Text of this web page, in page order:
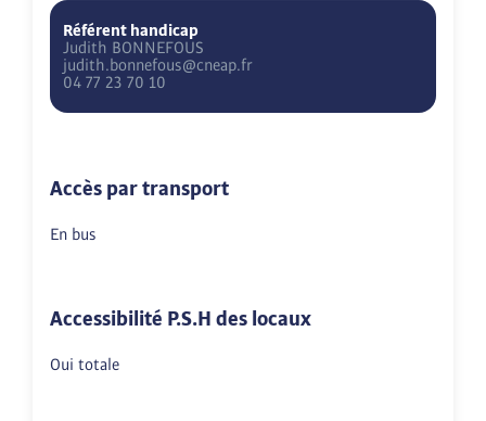
Référent handicap
Judith BONNEFOUS
judith.bonnefous@cneap.fr
04 77 23 70 10
Accès par transport
En bus
Accessibilité P.S.H des locaux
Oui totale